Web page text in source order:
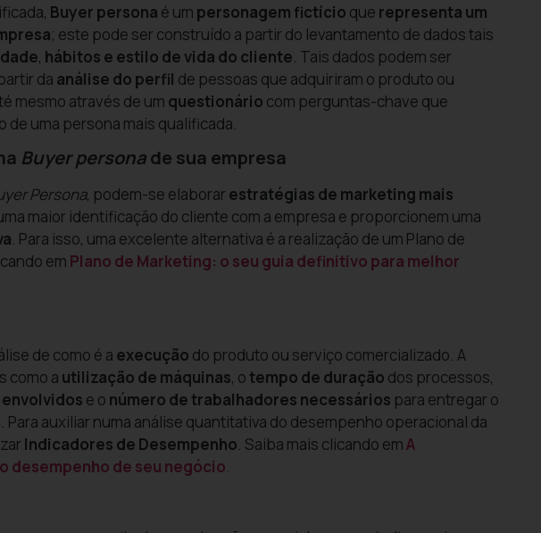
Buyer persona é um personagem fictício que representa um
; este pode ser construído a partir do levantamento de dados tais
, hábitos e estilo de vida do cliente. Tais dados podem ser
da análise do perfil de pessoas que adquiriram o produto ou
mesmo através de um questionário com perguntas-chave que
de uma persona mais qualificada.
Buyer personade sua empresa
Persona, podem-se elaborar estratégias de marketing mais
maior identificação do cliente com a empresa e proporcionem uma
. Para isso, uma excelente alternativa é a realização de um Plano de
em Plano de Marketing: o seu guia definitivo para melhor
de como é a execução do produto ou serviço comercializado. A
como a utilização de máquinas, o tempo de duração dos processos,
e o número de trabalhadores necessários para entregar o
auxiliar numa análise quantitativa do desempenho operacional da
Indicadores de Desempenho. Saiba mais clicando emA
desempenho de seu negócio.